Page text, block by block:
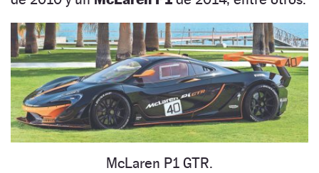
McLaren P1 GTR.